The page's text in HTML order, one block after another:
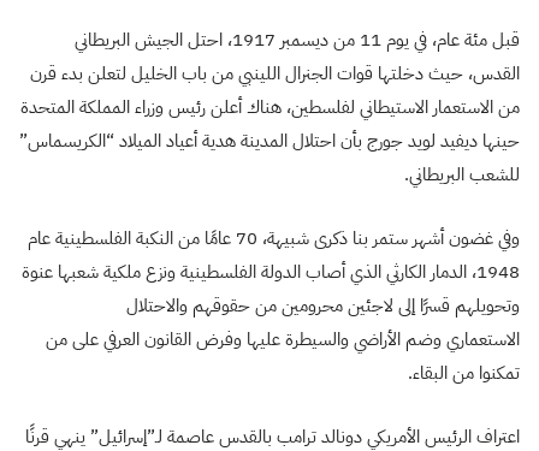
قبل مئة عام، في يوم 11 من ديسمبر 1917، احتل الجيش البريطاني
القدس، حيث دخلتها قوات الجنرال اللينبي من باب الخليل لتعلن بدء قرن
من الاستعمار الاستيطاني لفلسطين، هناك أعلن رئيس وزراء المملكة المتحدة
حينها ديفيد لويد جورج بأن احتلال المدينة هدية أعياد الميلاد “الكريسماس”
للشعب البريطاني.
وفي غضون أشهر ستمر بنا ذكرى شبيهة، 70 عامًا من النكبة الفلسطينية عام
1948، الدمار الكارثي الذي أصاب الدولة الفلسطينية ونزع ملكية شعبها عنوة
وتحويلهم قسرًا إلى لاجئين محرومين من حقوقهم والاحتلال
الاستعماري وضم الأراضي والسيطرة عليها وفرض القانون العرفي على من
تمكنوا من البقاء.
اعتراف الرئيس الأمريكي دونالد ترامب بالقدس عاصمة لـ”إسرائيل” ينهي قرنًا